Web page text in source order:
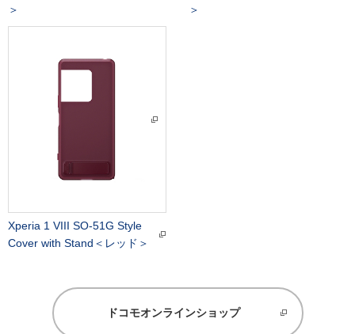
＞
＞
Xperia 1 VIII SO-51G Style
Cover with Stand＜レッド＞
ドコモオンラインショップ